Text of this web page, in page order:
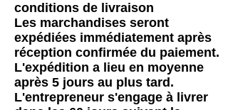
conditions de livraison
Les marchandises seront
expédiées immédiatement après
réception confirmée du paiement.
L'expédition a lieu en moyenne
après 5 jours au plus tard.
L'entrepreneur s'engage à livrer